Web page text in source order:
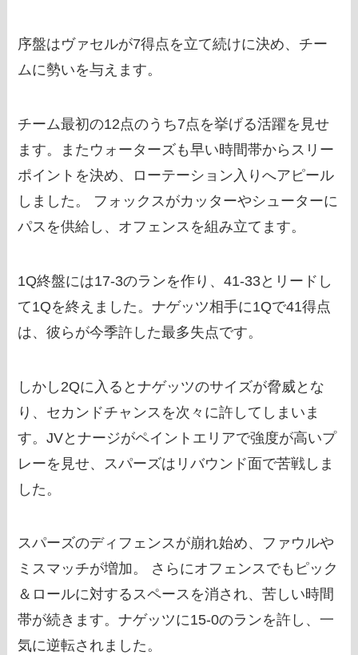
序盤はヴァセルが7得点を立て続けに決め、チー
ムに勢いを与えます。
チーム最初の12点のうち7点を挙げる活躍を見せ
ます。またウォーターズも早い時間帯からスリー
ポイントを決め、ローテーション入りへアピール
しました。 フォックスがカッターやシューターに
パスを供給し、オフェンスを組み立てます。
1Q終盤には17-3のランを作り、41-33とリードし
て1Qを終えました。ナゲッツ相手に1Qで41得点
は、彼らが今季許した最多失点です。
しかし2Qに入るとナゲッツのサイズが脅威とな
り、セカンドチャンスを次々に許してしまいま
す。JVとナージがペイントエリアで強度が高いプ
レーを見せ、スパーズはリバウンド面で苦戦しま
した。
スパーズのディフェンスが崩れ始め、ファウルや
ミスマッチが増加。 さらにオフェンスでもピック
＆ロールに対するスペースを消され、苦しい時間
帯が続きます。ナゲッツに15-0のランを許し、一
気に逆転されました。